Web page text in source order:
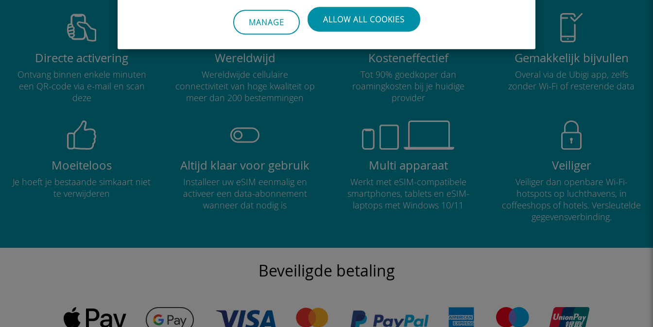
MANAGE ALLOW ALL COOKIES
Directe activering
Ontvang binnen enkele minuten
een QR-code via e-mail en scan
deze
Wereldwijd
Wereldwijde cellulaire
connectiviteit van hoge kwaliteit op
meer dan 200 bestemmingen
Kosteneffectief
Tot 90% goedkoper dan
roamingkosten bij je huidige
provider
Gemakkelijk bijvullen
Overal via de Ubigi app, zelfs
zonder Wi-Fi of resterende data
Moeiteloos
Je hoeft je bestaande simkaart niet
te verwijderen
Altijd klaar voor gebruik
Installeer uw eSIM eenmalig en
activeer een data-abonnement
wanneer dat nodig is
Multi apparaat
Werkt met eSIM-compatibele
smartphones, tablets en eSIM-
laptops met Windows 10/11
Veiliger
Veiliger dan openbare Wi-Fi-
hotspots op luchthavens, in
coffeeshops of hotels. Versleutelde
gegevensverbinding.
Beveiligde betaling